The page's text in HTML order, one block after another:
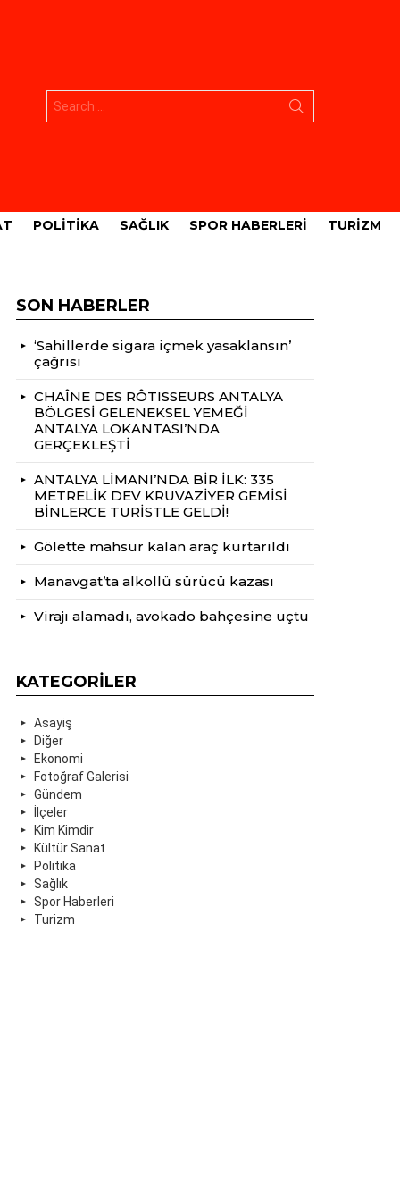
POLITIKA SAĞLIK SPOR HABERLERI TURIZM
SON HABERLER
‘Sahillerde sigara içmek yasaklansın’
çağrısı
CHAÎNE DES RÔTISSEURS ANTALYA
BÖLGESİ GELENEKSEL YEMEĞİ
ANTALYA LOKANTASI’NDA
GERÇEKLEŞTİ
ANTALYA LİMANI’NDA BİR İLK: 335
METRELİK DEV KRUVAZİYER GEMİSİ
BİNLERCE TURİSTLE GELDİ!
Gölette mahsur kalan araç kurtarıldı
Manavgat’ta alkollü sürücü kazası
Virajı alamadı, avokado bahçesine uçtu
KATEGORILER
Asayiş
Diğer
Ekonomi
Fotoğraf Galerisi
Gündem
İlçeler
Kim Kimdir
Kültür Sanat
Politika
Sağlık
Spor Haberleri
Turizm